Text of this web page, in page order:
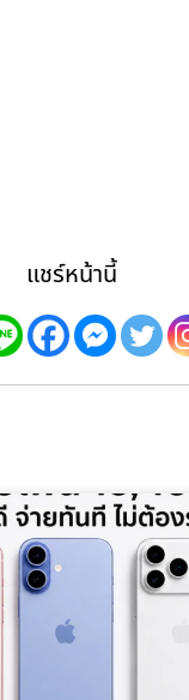
แชร์หน้านี้